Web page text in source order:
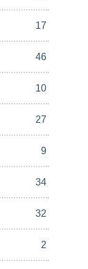
17
46
10
27
9
34
32
2